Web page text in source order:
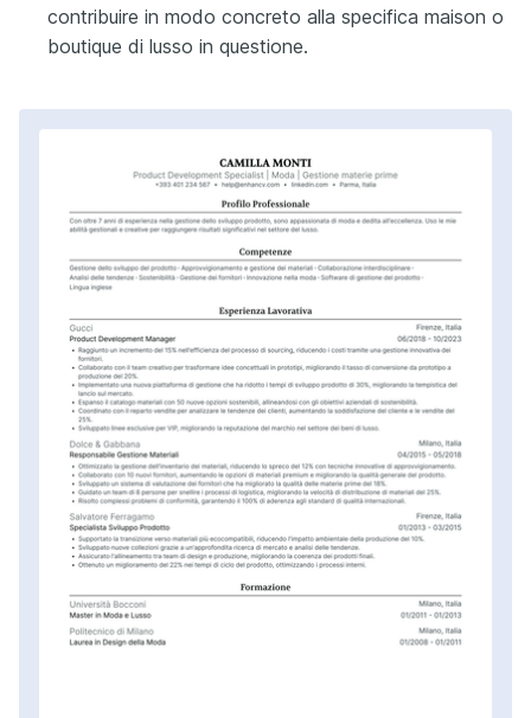
contribuire in modo concreto alla specifica maison o
boutique di lusso in questione.